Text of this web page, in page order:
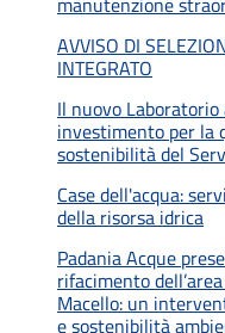
AVVISO DI
INTEGRATO
Il nuovo
investimento per la
sostenibilità del
Case dell'acqua:
della risorsa idrica
Padania Acque
rifacimento
Macello: un
e sostenibilità